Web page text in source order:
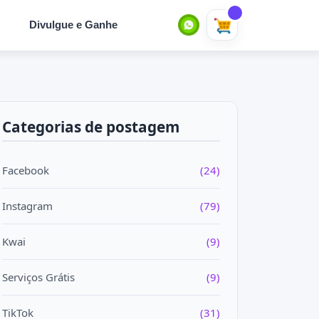
Divulgue e Ganhe
Categorias de postagem
Facebook (24)
Instagram (79)
Kwai (9)
Serviços Grátis (9)
TikTok (31)